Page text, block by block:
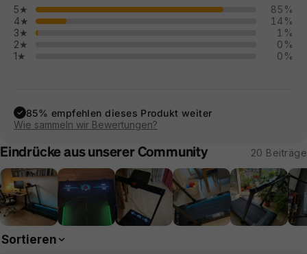
5★
85%
4★
14%
3★
1%
2★
0%
1★
0%
✓ 85% empfehlen dieses Produkt weiter
Wie sammeln wir Bewertungen?
Eindrücke aus unserer Community 20 Beiträge
Sortieren